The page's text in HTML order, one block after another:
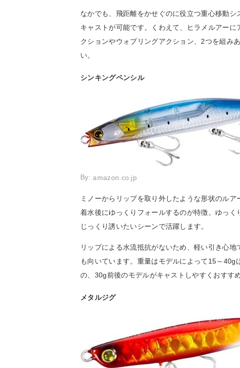
なかでも、飛距離をかせぐのに役立つ重心移動
キャストが可能です。くわえて、ヒラメルアー
クションやウォブリングアクション、2つを組み
い。
シンキングペンシル
By:amazon.co.jp
ミノーからリップを取り外したような形状のル
着水後にゆっくりフォールするのが特徴。ゆっ
じっくり誘いたいシーンで活躍します。
リップによる水流抵抗がないため、軽い引き心
も向いています。重量はモデルによって15～
の、30g前後のモデルがキャストしやすくおすすめ
メタルジグ